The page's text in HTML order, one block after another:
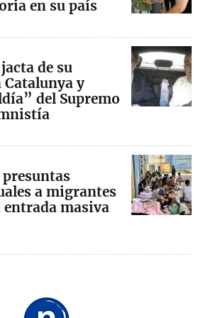
en su país
de su
y
del Supremo
a migrantes
entrada masiva